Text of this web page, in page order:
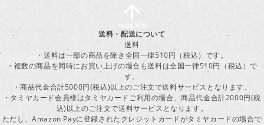
送料・配送について
送料
・送料は一部の商品を除き全国一律510円（税込）です。
・複数の商品を同時にお買い上げの場合も送料は全国一律510円（税込）で
す。
・商品代金合計5000円(税込)以上のご注文で送料サービスとなります。
・タミヤカード会員様はタミヤカードご利用の場合、商品代金合計2000円(税
込)以上のご注文で送料サービスとなります。
ただし、Amazon Payに登録されたクレジットカードがタミヤカードの場合で